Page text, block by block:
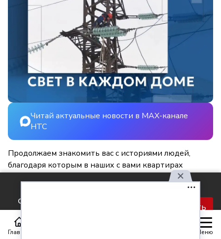
Главная Меню
Читай актуальные новости в MAX-канале
НТС
Продолжаем знакомить вас с историями людей,
благодаря которым в наших с вами квартирах
соглашаетесь с правилами
Принять